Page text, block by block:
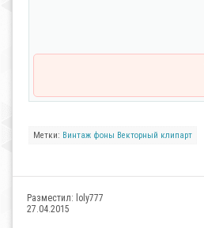
Метки: Винтаж фоны Векторный клипарт
Разместил: loly777
27.04.2015